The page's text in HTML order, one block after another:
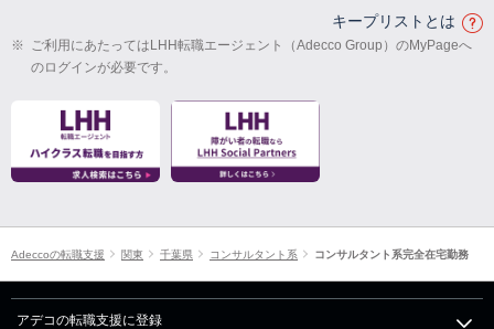
キープリストとは
※ ご利用にあたってはLHH転職エージェント（Adecco Group）のMyPageへ
のログインが必要です。
Adeccoの転職支援 関東 千葉県 コンサルタント系 コンサルタント系完全在宅勤務
アデコの転職支援に登録